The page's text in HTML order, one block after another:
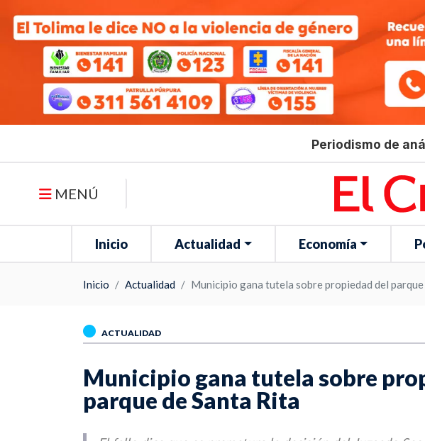
Periodismo de
MENÚ
Inicio Actualidad Economía
Inicio Actualidad Municipio gana tutela sobre propiedad del parque
ACTUALIDAD
Municipio gana tutela sobre
parque de Santa Rita